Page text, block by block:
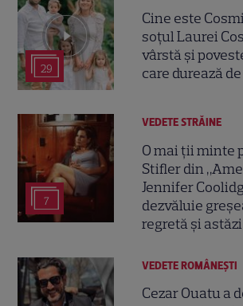
29
Cine este
soțul Laurei
vârstă și
care durează
7
VEDETE STRĂINE
O mai ții minte
Stifler din
Jennifer
dezvăluie
regretă și astăzi
VEDETE ROMÂNEŞTI
Cezar Ouatu a